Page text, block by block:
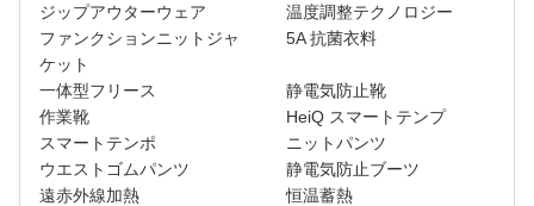
ジップアウターウェア
温度調整テクノロジー
ファンクションニットジャ
ケット
5A 抗菌衣料
一体型フリース
静電気防止靴
作業靴
HeiQ スマートテンプ
スマートテンポ
ニットパンツ
ウエストゴムパンツ
静電気防止ブーツ
遠赤外線加熱
恒温蓄熱